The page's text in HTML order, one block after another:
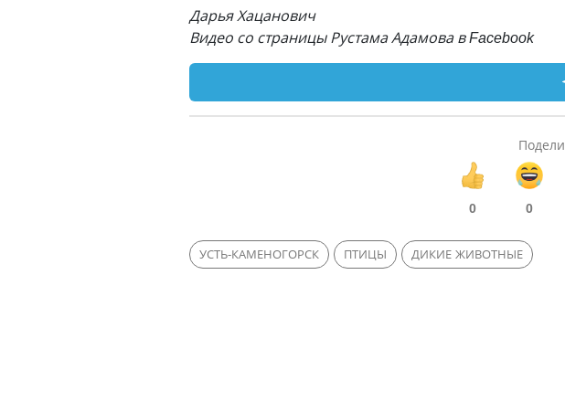
Дарья Хацанович
Видео со страницы Рустама Адамова в Facebook
0 0
УСТЬ-КАМЕНОГОРСК ПТИЦЫ ДИКИЕ ЖИВОТНЫЕ